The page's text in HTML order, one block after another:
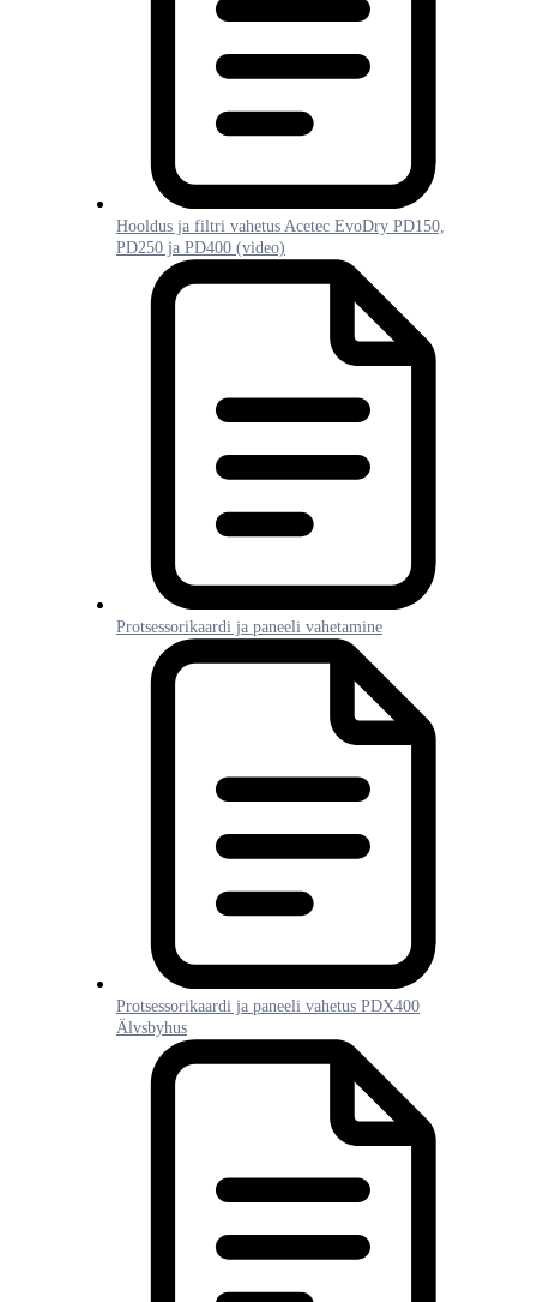
Hooldus ja filtri vahetus Acetec EvoDry PD150,
PD250 ja PD400 (video)
Protsessorikaardi ja paneeli vahetamine
Protsessorikaardi ja paneeli vahetus PDX400
Älvsbyhus